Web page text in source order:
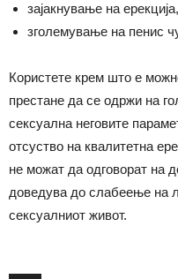
зајакнување на ерекција,
зголемување на пенис
Користете крем што е
престане да се одржи на
сексуална неговите
отсуство на квалитетна
не можат да одговорат на
доведува до слабеење на
сексуалниот живот.